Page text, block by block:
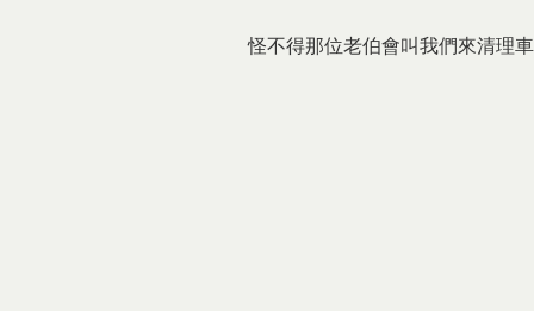
怪不得那位老伯會叫我們來清理